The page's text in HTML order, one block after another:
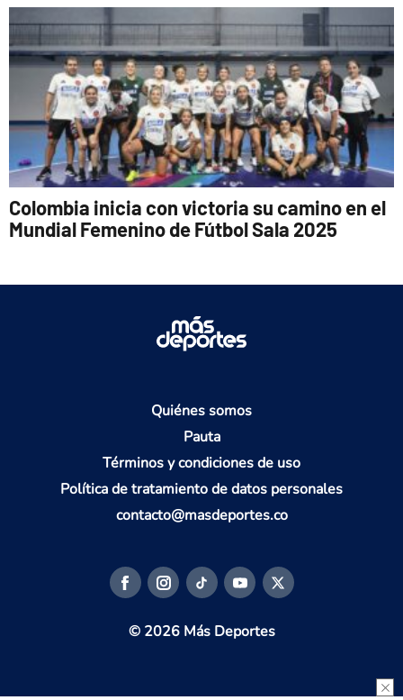
Colombia inicia con victoria su camino en el
Mundial Femenino de Fútbol Sala 2025
Quiénes somos
Pauta
Términos y condiciones de uso
Política de tratamiento de datos personales
contacto@masdeportes.co
© 2026 Más Deportes